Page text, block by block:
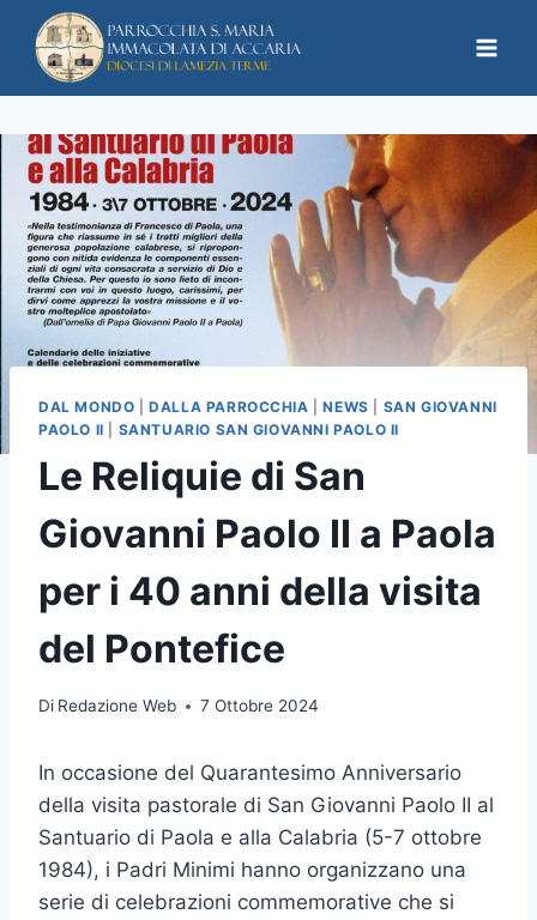
DAL MONDO |DALLA PARROCCHIA |NEWS
SAN GIOVANNI
PAOLO II
SANTUARIO SAN GIOVANNI PAOLO II
Le Reliquie di San
Giovanni Paolo II a Paola
per i 40 anni della visita
del Pontefice
Di Redazione Web 7 Ottobre 2024
In occasione del Quarantesimo Anniversario
della visita pastorale di San Giovanni Paolo II al
Santuario di Paola e alla Calabria (5-7 ottobre
1984), i Padri Minimi hanno organizzano una
serie di celebrazioni commemorative che si